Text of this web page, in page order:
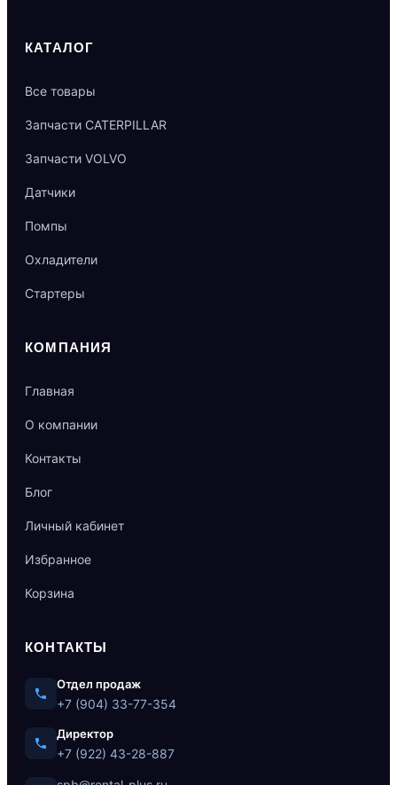
КАТАЛОГ
Все товары
Запчасти CATERPILLAR
Запчасти VOLVO
Датчики
Помпы
Охладители
Стартеры
КОМПАНИЯ
Главная
О компании
Контакты
Блог
Личный кабинет
Избранное
Корзина
КОНТАКТЫ
Отдел продаж
+7 (904) 33-77-354
Директор
+7 (922) 43-28-887